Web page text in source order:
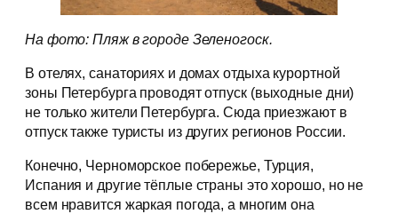
На фото: Пляж в городе Зеленогоск.
В отелях, санаториях и домах отдыха курортной
зоны Петербурга проводят отпуск (выходные дни)
не только жители Петербурга. Сюда приезжают в
отпуск также туристы из других регионов России.
Конечно, Черноморское побережье, Турция,
Испания и другие тёплые страны это хорошо, но не
всем нравится жаркая погода, а многим она